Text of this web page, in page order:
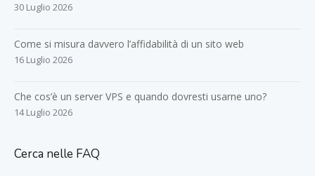
30 Luglio 2026
Come si misura davvero l’affidabilità di un sito web
16 Luglio 2026
Che cos’è un server VPS e quando dovresti usarne uno?
14 Luglio 2026
Cerca nelle FAQ